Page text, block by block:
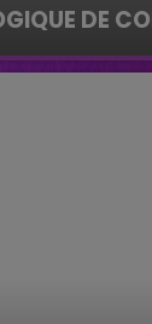
DE
de Connantre